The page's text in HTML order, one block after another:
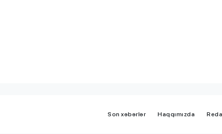
Son xəbərlər Haqqımızda